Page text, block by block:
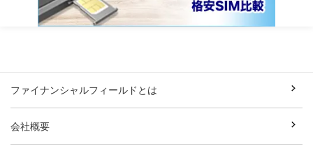
ファイナンシャルフィールドとは
会社概要